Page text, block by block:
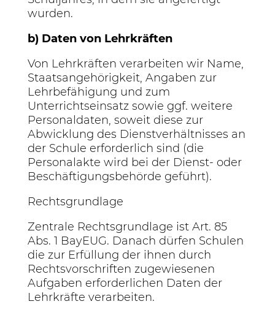
wurden.
b) Daten von Lehrkräften
Von Lehrkräften verarbeiten wir Name,
Staatsangehörigkeit, Angaben zur
Lehrbefähigung und zum
Unterrichtseinsatz sowie ggf. weitere
Personaldaten, soweit diese zur
Abwicklung des Dienstverhältnisses an
der Schule erforderlich sind (die
Personalakte wird bei der Dienst- oder
Beschäftigungsbehörde geführt).
Rechtsgrundlage
Zentrale Rechtsgrundlage ist Art. 85
Abs. 1 BayEUG. Danach dürfen Schulen
die zur Erfüllung der ihnen durch
Rechtsvorschriften zugewiesenen
Aufgaben erforderlichen Daten der
Lehrkräfte verarbeiten.